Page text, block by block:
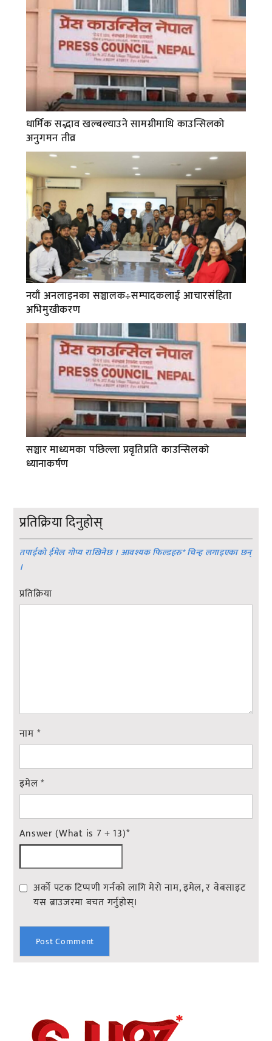
धार्मिक सद्भाव खल्बल्याउने सामग्रीमाथि काउन्सिलको
अनुगमन तीव्र
नयाँ अनलाइनका सञ्चालक÷सम्पादकलाई आचारसंहिता
अभिमुखीकरण
सञ्चार माध्यमका पछिल्ला प्रवृतिप्रति काउन्सिलको
ध्यानाकर्षण
प्रतिक्रिया दिनुहोस्
तपाईको ईमेल गोप्य राखिनेछ । आवश्यक फिल्डहरु*चिन्ह लगाइएका छन्
।
प्रतिक्रिया
नाम *
इमेल*
Answer (What is 7 + 13)*
अर्को पटक टिप्पणी गर्नको लागि मेरो नाम, इमेल, र वेबसाइट
यस ब्राउजरमा बचत गर्नुहोस्।